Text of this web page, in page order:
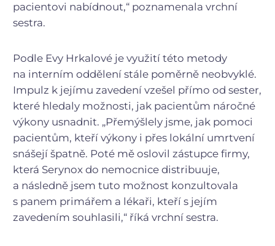
pacientovi nabídnout,“ poznamenala vrchní
sestra.
Podle Evy Hrkalové je využití této metody
na interním oddělení stále poměrně neobvyklé.
Impulz k jejímu zavedení vzešel přímo od sester,
které hledaly možnosti, jak pacientům náročné
výkony usnadnit. „Přemýšlely jsme, jak pomoci
pacientům, kteří výkony i přes lokální umrtvení
snášejí špatně. Poté mě oslovil zástupce firmy,
která Serynox do nemocnice distribuuje,
a následně jsem tuto možnost konzultovala
s panem primářem a lékaři, kteří s jejím
zavedením souhlasili,“ říká vrchní sestra.